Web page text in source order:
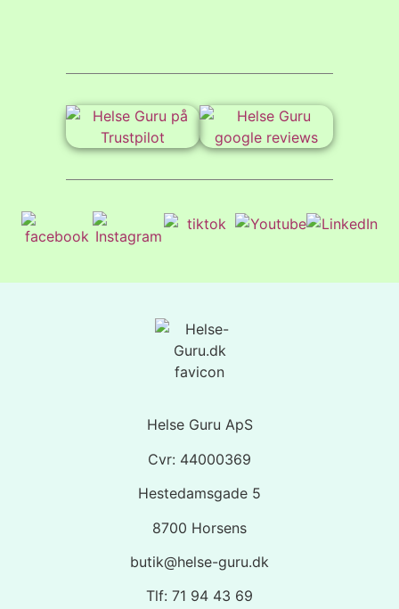
Helse Guru ApS
Cvr: 44000369
Hestedamsgade 5
8700 Horsens
butik@helse-guru.dk
Tlf: 71 94 43 69